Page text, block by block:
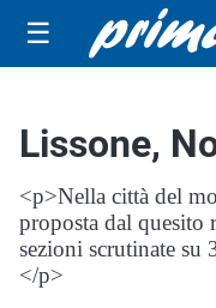
☰
Lissone,
<p>Nella città del
proposta dal quesito
sezioni scrutinate su
</p>